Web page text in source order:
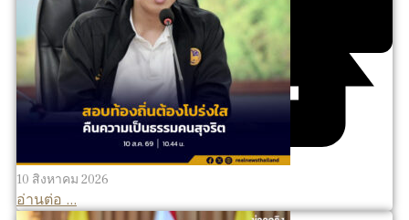
10 สิงหาคม 2026
อ่านต่อ ...